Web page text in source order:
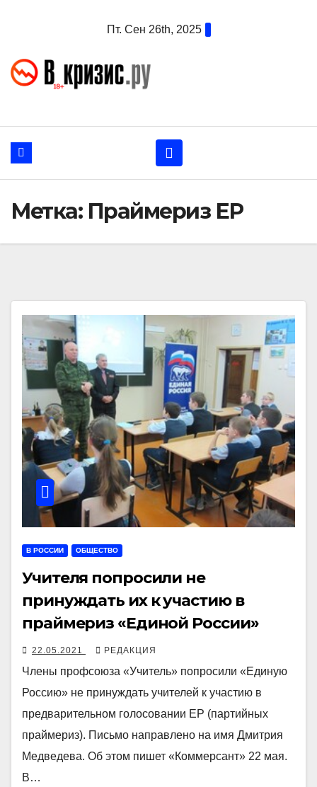
Пт. Сен 26th, 2025
Метка: Праймериз ЕР
В РОССИИ ОБЩЕСТВО
Учителя попросили не
принуждать их к участию в
праймериз «Единой России»
22.05.2021 РЕДАКЦИЯ
Члены профсоюза «Учитель» попросили «Единую
Россию» не принуждать учителей к участию в
предварительном голосовании ЕР (партийных
праймериз). Письмо направлено на имя Дмитрия
Медведева. Об этом пишет «Коммерсант» 22 мая.
В…